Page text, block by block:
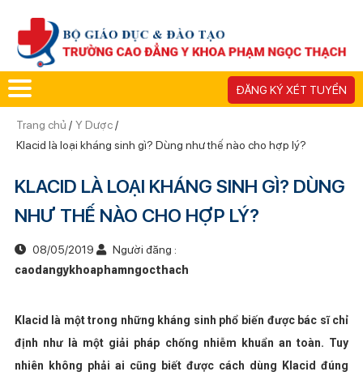
ĐĂNG KÝ XÉT TUYỂN
Trang chủ / Y Dược/
Klacid là loại kháng sinh gì? Dùng như thế nào cho hợp lý?
KLACID LÀ LOẠI KHÁNG SINH GÌ? DÙNG
NHƯ THẾ NÀO CHO HỢP LÝ?
08/05/2019
Người đăng :
caodangykhoaphamngocthach
Klacid là một trong những kháng sinh phổ biến được bác sĩ chỉ
định như là một giải pháp chống nhiễm khuẩn an toàn. Tuy
nhiên không phải ai cũng biết được cách dùng Klacid đúng